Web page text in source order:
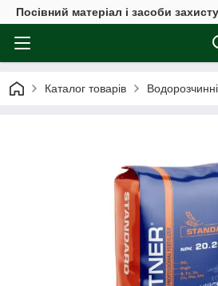
Посівний матеріал і засоби
Каталог товарів